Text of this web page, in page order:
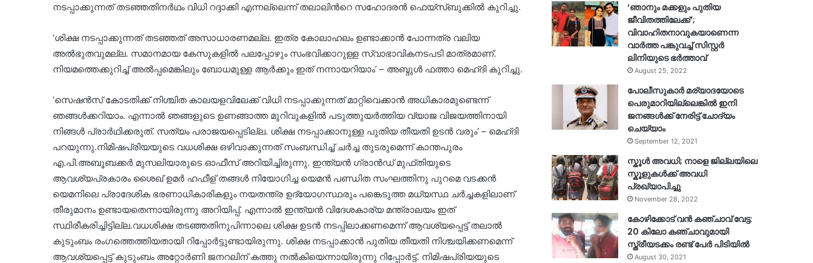
നടപ്പാക്കുന്നത് തടഞ്ഞതിനര്‍ഥം വിധി റദ്ദാക്കി എന്നല്ലെന്ന് തലാലിന്‍റെ സഹോദരന്‍ ഫെയ്സ്ബുക്കില്‍ കുറിച്ചു.
‘ശിക്ഷ നടപ്പാക്കുന്നത് തടഞ്ഞത് അസാധാരണമല്ല. ഇത്ര കോലാഹലം ഉണ്ടാക്കാൻ പോന്നത്ര വലിയ
അല്‍ഭുതവുമല്ല. സമാനമായ കേസുകളിൽ പലപ്പോഴും സംഭവിക്കാറുള്ള സ്വാഭാവികനടപടി മാത്രമാണ്.
നിയമത്തെക്കുറിച്ച് അൽപ്പമെങ്കിലും ബോധമുള്ള ആര്‍ക്കും ഇത് നന്നായറിയാം’ – അബ്ദുള്‍ ഫത്താ മെഹ്ദി കുറിച്ചു.
‘സെഷൻസ് കോടതിക്ക് നിശ്ചിത കാലയളവിലേക്ക് വിധി നടപ്പാക്കുന്നത് മാറ്റിവെക്കാൻ അധികാരമുണ്ടെന്ന്
ഞങ്ങൾക്കറിയാം. എന്നാല്‍ ഞങ്ങളുടെ ഉണങ്ങാത്ത മുറിവുകളില്‍ പടുത്തുയര്‍ത്തിയ വ്യാജ വിജയത്തിനായി
നിങ്ങള്‍ പ്രാര്‍ഥിക്കരുത്. സത്യം പരാജയപ്പെടില്ല. ശിക്ഷ നടപ്പാക്കാനുള്ള പുതിയ തീയതി ഉടന്‍ വരും’ – മെഹ്ദി
പറയുന്നു.നിമിഷപ്രിയയുടെ വധശിക്ഷ ഒഴിവാക്കുന്നത് സംബന്ധിച്ച് ചര്‍ച്ച തുടരുമെന്ന് കാന്തപുരം
എ.പി.അബൂബക്കർ മുസലിയാരുടെ ഓഫീസ് അറിയിച്ചിരുന്നു. ഇന്ത്യൻ ഗ്രാൻഡ് മുഫ്തിയുടെ
ആവശ്യപ്രകാരം ശൈഖ് ഉമർ ഹഫീള് തങ്ങൾ നിയോഗിച്ച യെമൻ പണ്ഡിത സംഘത്തിനു പുറമെ വടക്കന്‍
യെമനിലെ പ്രാദേശിക ഭരണാധികാരികളും നയതന്ത്ര ഉദ്യോഗസ്ഥരും പങ്കെടുത്ത മധ്യസ്ഥ ചർച്ചകളിലാണ്
തീരുമാനം ഉണ്ടായതെന്നായിരുന്നു അറിയിപ്പ്. എന്നാല്‍ ഇന്ത്യന്‍ വിദേശകാര്യ മന്ത്രാലയം ഇത്
സ്ഥിരീകരിച്ചിട്ടില്ല.വധശിക്ഷ തടഞ്ഞതിനുപിന്നാലെ ശിക്ഷ ഉടന്‍ നടപ്പിലാക്കണമെന്ന് ആവശ്യപ്പെട്ട് തലാല്‍
കുടുംബം രംഗത്തെത്തിയതായി റിപ്പോര്‍ട്ടുണ്ടായിരുന്നു. ശിക്ഷ നടപ്പാക്കാന്‍ പുതിയ തീയതി നിശ്ചയിക്കണമെന്ന്
ആവശ്യപ്പെട്ട് കുടുംബം അറ്റോര്‍ണി ജനറലിന് കത്തു നല്‍കിയെന്നായിരുന്നു റിപ്പോര്‍ട്ട്. നിമിഷപ്രിയയുടെ
‘ഞാനും മക്കളും പുതിയ
ജീവിതത്തിലേക്ക്’;
വിവാഹിതനാവുകയാണെന്ന
വാർത്ത പങ്കുവച്ച് സിസ്റ്റർ
ലിനിയുടെ ഭർത്താവ്
August 25, 2022
പോലീസുകാര്‍ മര്യാദയോടെ
പെരുമാറിയില്ലെങ്കില്‍ ഇനി
ജനങ്ങള്‍ക്ക് നേരിട്ട് ചോദ്യം
ചെയ്യാം
September 12, 2021
സ്കൂൾ അവധി; നാളെ ജില്ലയിലെ
സ്കൂളുകൾക്ക് അവധി
പ്രഖ്യാപിച്ചു
November 28, 2022
കോഴിക്കോട് വൻ കഞ്ചാവ് വേട്ട:
20 കിലോ കഞ്ചാവുമായി
സ്ത്രീയടക്കം രണ്ട് പേർ പിടിയിൽ
August 30, 2021